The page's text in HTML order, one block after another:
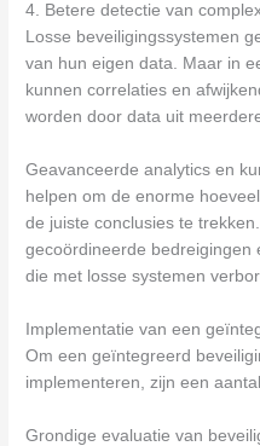
4. Betere detectie van
Losse beveiligingssystemen
van hun eigen data. Maar in
kunnen correlaties en
worden door data uit
Geavanceerde analytics en
helpen om de enorme
de juiste conclusies te
gecoördineerde bedreigingen
die met losse systemen
Implementatie van een
Om een geïntegreerd
implementeren, zijn een
Grondige evaluatie van